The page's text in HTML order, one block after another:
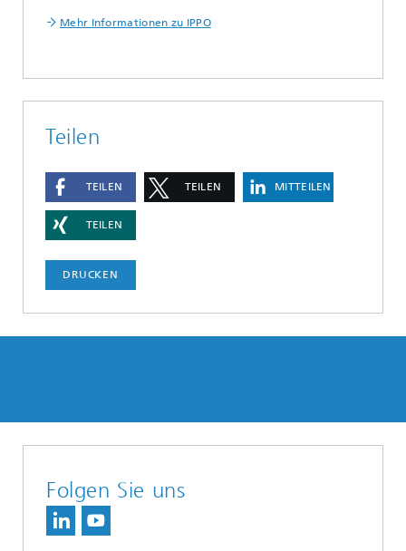
Mehr Informationen zu IPPO
Teilen
TEILEN TEILEN MITTEILEN
TEILEN
DRUCKEN
Folgen Sie uns